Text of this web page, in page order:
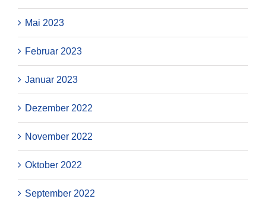
Mai 2023
Februar 2023
Januar 2023
Dezember 2022
November 2022
Oktober 2022
September 2022